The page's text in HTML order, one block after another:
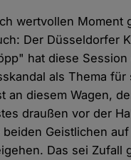
wertvollen Moment
Der Düsseldorfer
hat diese
als Thema für
an diesem Wagen,
draußen vor der
Geistlichen
Das sei Zufall